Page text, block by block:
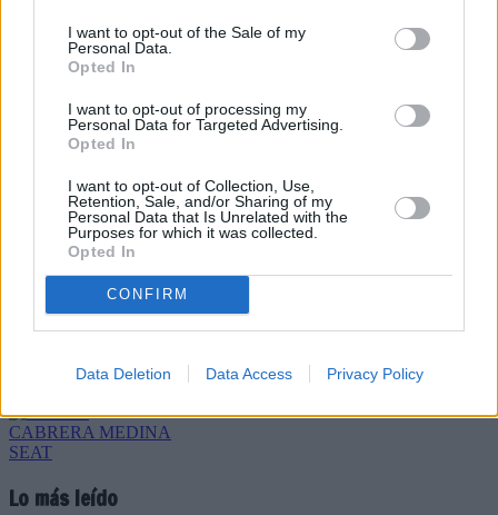
I want to opt-out of the Sale of my
Personal Data.
Opted In
I want to opt-out of processing my
Personal Data for Targeted Advertising.
Opted In
I want to opt-out of Collection, Use,
Retention, Sale, and/or Sharing of my
Personal Data that Is Unrelated with the
Purposes for which it was collected.
Opted In
CONFIRM
Data Deletion Data Access Privacy Policy
JComments
PUBLICIDAD
Lo más leído